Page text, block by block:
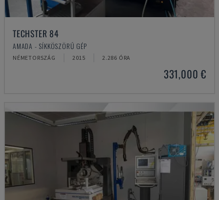
TECHSTER 84
AMADA - SÍKKÖSZÖRŰ GÉP
NÉMETORSZÁG 2015 2.286 ÓRA
331,000 €